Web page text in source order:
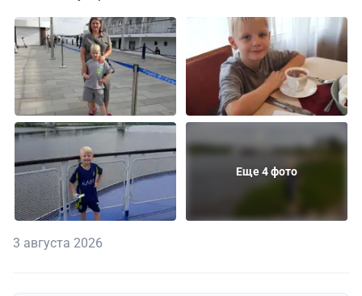
Еще 4 фото
3 августа 2026